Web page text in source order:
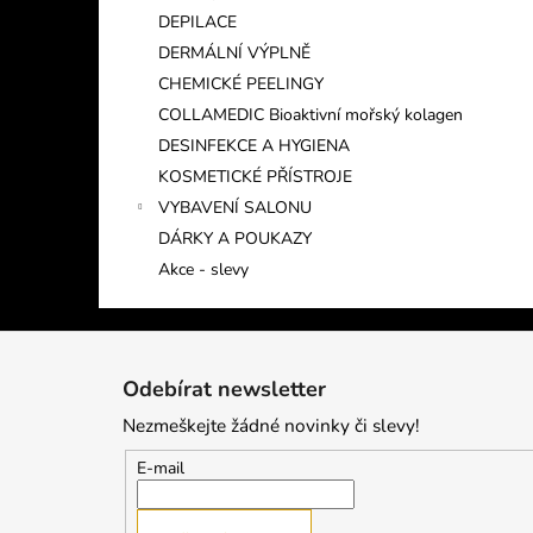
DEPILACE
DERMÁLNÍ VÝPLNĚ
CHEMICKÉ PEELINGY
COLLAMEDIC Bioaktivní mořský kolagen
DESINFEKCE A HYGIENA
KOSMETICKÉ PŘÍSTROJE
VYBAVENÍ SALONU
DÁRKY A POUKAZY
Akce - slevy
Odebírat newsletter
Nezmeškejte žádné novinky či slevy!
E-mail